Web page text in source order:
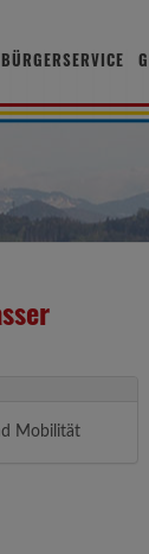
BÜRGERSERVICE
Mobilität